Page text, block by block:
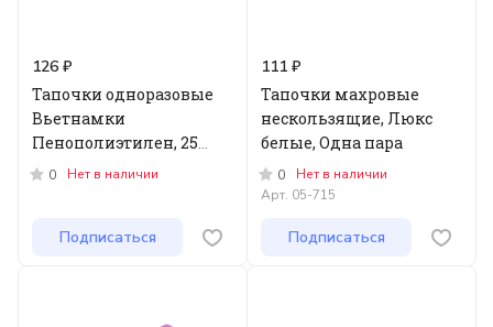
126 ₽
Тапочки одноразовые
Вьетнамки
Пенополиэтилен, 25
пар/уп ЭКОНОМ
0 Нет в наличии
Подписаться
111 ₽
Тапочки махровые
нескользящие, Люкс
белые, Одна пара
0
Нет в наличии
Арт. 05-715
Подписаться